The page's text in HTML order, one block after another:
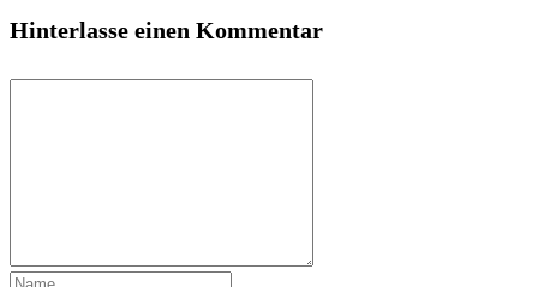
Hinterlasse einen Kommentar